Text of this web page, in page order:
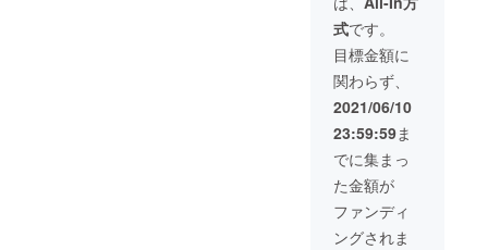
子・
奈々子
著
※A5サ
イズ、
225ペー
ジ ・小
冊子
『わた
しが素
直にな
れると
き―続
編第10
式です。
目標金額に
関わらず、
2021/06/10
23:59:59ま
でに集まっ
た金額が
ファンディ
ングされま